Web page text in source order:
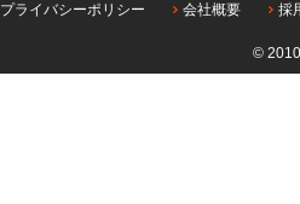
プライバシーポリシー 会社概要 採
©